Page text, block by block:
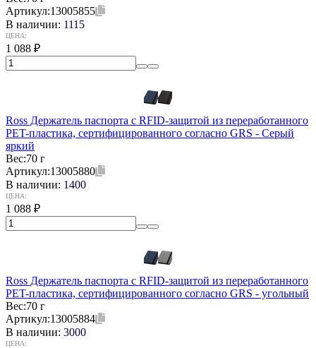
Артикул:13005855
В наличии: 1115
ЦЕНА:
1 088 ₽
Ross Держатель паспорта с RFID-защитой из переработанного
PET-пластика, сертифицированного согласно GRS - Серый
яркий
Вес:70 г
Артикул:13005880
В наличии: 1400
ЦЕНА:
1 088 ₽
Ross Держатель паспорта с RFID-защитой из переработанного
PET-пластика, сертифицированного согласно GRS - угольный
Вес:70 г
Артикул:13005884
В наличии: 3000
ЦЕНА: